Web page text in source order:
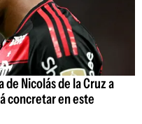
Nicolás de la Cruz a
concretar en este